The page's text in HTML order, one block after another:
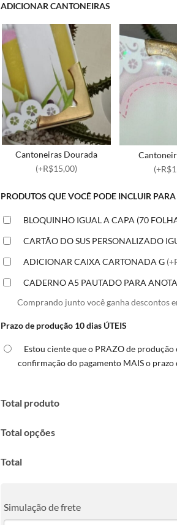
ADICIONAR CANTONEIRAS
Cantoneiras Dourada
(+R$15,00)
PRODUTOS QUE VOCÊ PODE INCLUIR
BLOQUINHO IGUAL A CAPA (70
CARTÃO DO SUS PERSONALIZADO
ADICIONAR CAIXA CARTONADA G
CADERNO A5 PAUTADO PARA
Comprando junto você ganha descontos
Prazo de produção 10 dias ÚTEIS
Estou ciente que o PRAZO de produção
confirmação do pagamento MAIS o
Total produto
Total opções
Total
Simulação de frete